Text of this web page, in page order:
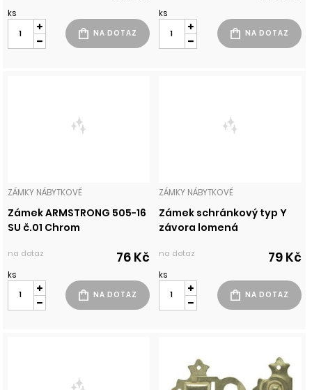
ks ks
ZÁMKY NÁBYTKOVÉ
Zámek ARMSTRONG 505-16
SU č.01 Chrom
na dotaz 76 Kč
ks
ZÁMKY NÁBYTKOVÉ
Zámek schránkový typ Y
závora lomená
na dotaz 79 Kč
ks